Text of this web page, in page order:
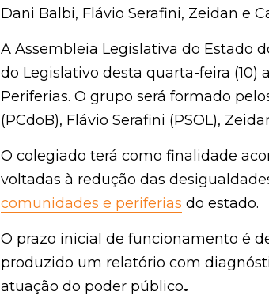
Serafini, Zeidan e Carlos Minc
A Assembleia Legislativa do Estado do
Legislativo desta quarta-feira (10) a
Periferias. O grupo será formado pelos
Flávio Serafini (PSOL), Zeidan (PT) e
O colegiado terá como finalidade
redução das desigualdades sociais e à
periferias do estado.
O prazo inicial de funcionamento é de
produzido um relatório com
poder público.